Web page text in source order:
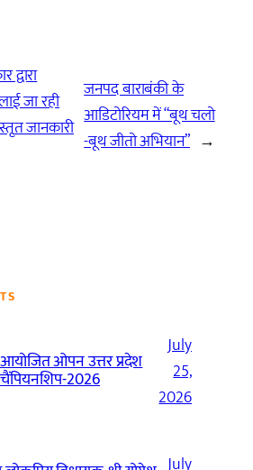
जा रही
जानकारी
जनपद बाराबंकी के
आडिटोरियम में “बूथ चलो
-बूथ जीतो अभियान” →
ओपन उत्तर प्रदेश
2026
July
25,
2026
July